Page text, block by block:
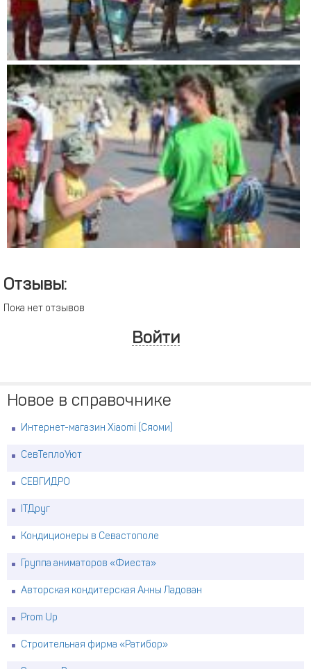
Отзывы:
Пока нет отзывов
Войти
Новое в справочнике
Интернет-магазин Xiaomi (Сяоми)
СевТеплоУют
СЕВГИДРО
ITДруг
Кондиционеры в Севастополе
Группа аниматоров «Фиеста»
Авторская кондитерская Анны Ладован
Prom Up
Строительная фирма «Ратибор»